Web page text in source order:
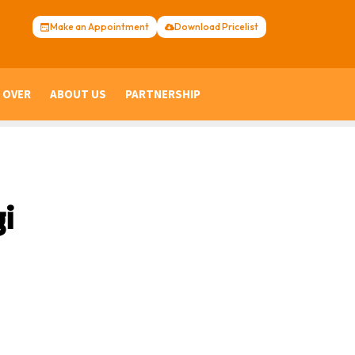
Download Pricelist
Make an Appointment
ABOUT US PARTNERSHIP